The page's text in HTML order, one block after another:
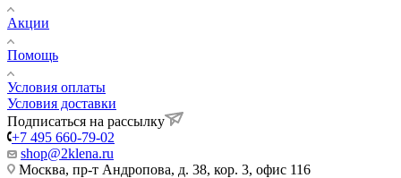
Акции
Помощь
Условия оплаты
Условия доставки
Подписаться на рассылку
+7 495 660-79-02
shop@2klena.ru
Москва, пр-т Андропова, д. 38, кор. 3, офис 116